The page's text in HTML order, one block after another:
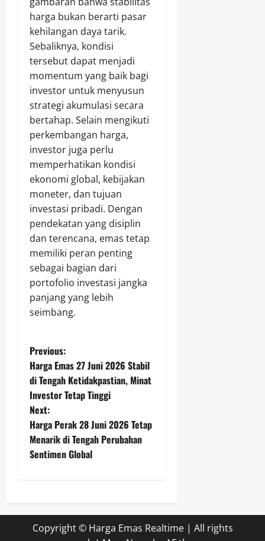
harga bukan berarti pasar
kehilangan daya tarik.
Sebaliknya, kondisi
tersebut dapat menjadi
momentum yang baik bagi
investor untuk menyusun
strategi akumulasi secara
bertahap. Selain mengikuti
perkembangan harga,
investor juga perlu
memperhatikan kondisi
ekonomi global, kebijakan
moneter, dan tujuan
investasi pribadi. Dengan
pendekatan yang disiplin
dan terencana, emas tetap
memiliki peran penting
sebagai bagian dari
portofolio investasi jangka
panjang yang lebih
seimbang.
P
o
s
t
n
v
i
Previous:
Harga Emas 27 Juni 2026 Stabil
di Tengah Ketidakpastian, Minat
Investor Tetap Tinggi
Next:
Harga Perak 28 Juni 2026 Tetap
Menarik di Tengah Perubahan
Sentimen Global
Copyright © Harga Emas Realtime | All rights